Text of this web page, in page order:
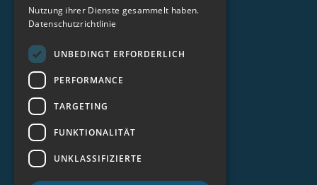
Über uns
Alle Standorte
Kontakt
Magazin
Plattform
Login Arbeitgeber
TalentPool.care
Impressum
Nutzung ihrer Dienste gesammelt haben.
Datenschutzrichtlinie
UNBEDINGT ERFORDERLICH
PERFORMANCE
TARGETING
FUNKTIONALITÄT
UNKLASSIFIZIERTE